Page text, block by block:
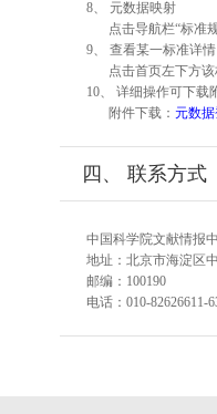
8、 元数据映射
点击导航栏“标准
9、 查看某一标准详情
点击首页左下方
10、 详细操作可下载
附件下载： 元数
四、 联系方式
中国科学院文献情报
地址：北京市海淀区
邮编：100190
电话：010-82626611-